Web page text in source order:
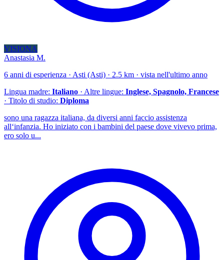
VISIONA
Anastasia M.
6 anni di esperienza · Asti (Asti) · 2.5 km · vista nell'ultimo anno
Lingua madre: Italiano · Altre lingue: Inglese, Spagnolo, Francese
· Titolo di studio: Diploma
sono una ragazza italiana, da diversi anni faccio assistenza
all‘infanzia. Ho iniziato con i bambini del paese dove vivevo prima,
ero solo u...